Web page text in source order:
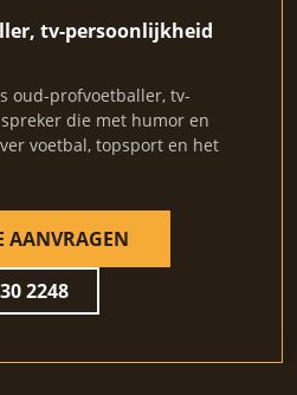
tv-persoonlijkheid
oud-profvoetballer, tv-
die met humor en
voetbal, topsport en het
AANVRAGEN
2248